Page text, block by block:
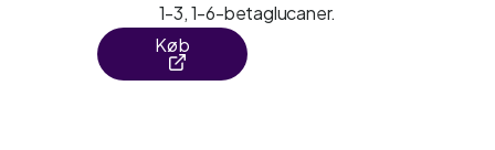
1-3, 1-6-betaglucaner.
Køb